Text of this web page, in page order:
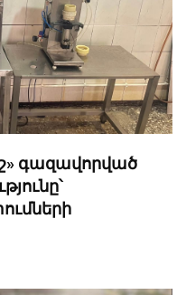
գազավորված